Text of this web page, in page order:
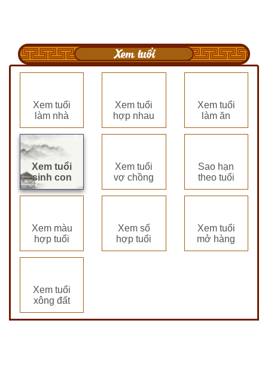
Xem tuổi
Xem tuổi
làm nhà
Xem tuổi
hợp nhau
Xem tuổi
làm ăn
Xem tuổi
sinh con
Xem tuổi
vợ chồng
Sao hạn
theo tuổi
Xem màu
hợp tuổi
Xem số
hợp tuổi
Xem tuổi
mở hàng
Xem tuổi
xông đất